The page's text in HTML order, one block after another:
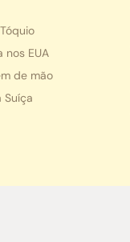
nos EUA
de mão
Suíça